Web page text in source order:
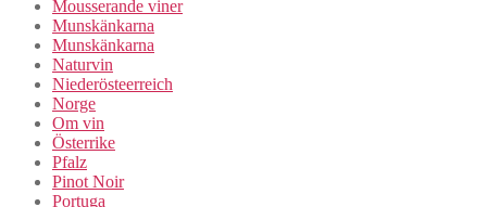
Mousserande viner
Munskänkarna
Munskänkarna
Naturvin
Niederösteerreich
Norge
Om vin
Österrike
Pfalz
Pinot Noir
Portuga